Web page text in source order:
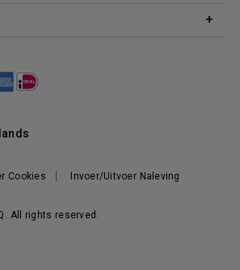
All rights reserved.
Cookies Invoer/Uitvoer Naleving